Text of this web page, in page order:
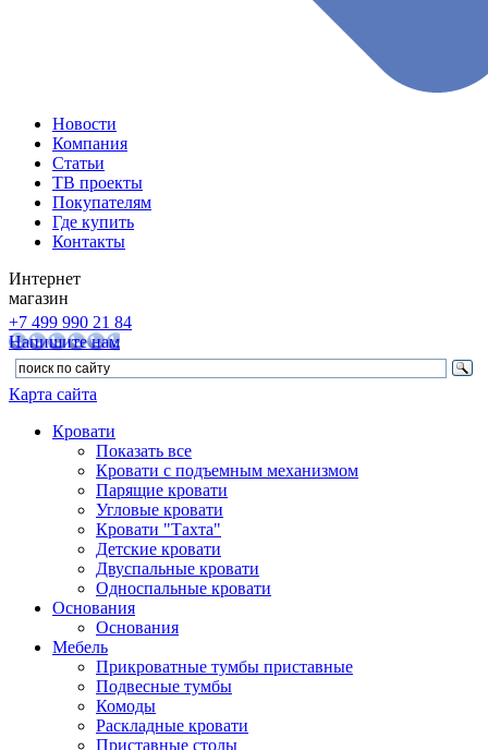
Новости
Компания
Статьи
ТВ проекты
Покупателям
Где купить
Контакты
Интернет
магазин
+7 499 990 21 84
Напишите нам
Карта сайта
Кровати
Показать все
Кровати с подъемным механизмом
Парящие кровати
Угловые кровати
Кровати "Тахта"
Детские кровати
Двуспальные кровати
Односпальные кровати
Основания
Основания
Мебель
Прикроватные тумбы приставные
Подвесные тумбы
Комоды
Раскладные кровати
Приставные столы